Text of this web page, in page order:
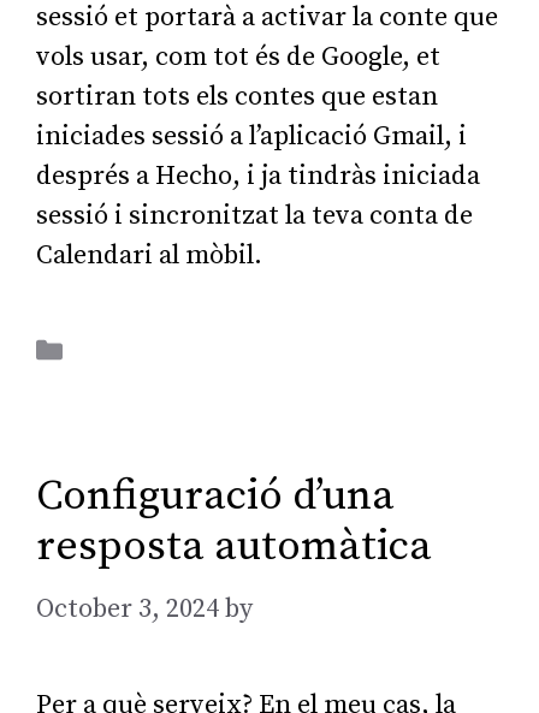
sessió et portarà a activar la conte que
vols usar, com tot és de Google, et
sortiran tots els contes que estan
iniciades sessió a l’aplicació Gmail, i
després a Hecho, i ja tindràs iniciada
sessió i sincronitzat la teva conta de
Calendari al mòbil.
Configuració d’una
resposta automàtica
October 3, 2024by
Per a què serveix? En el meu cas, la